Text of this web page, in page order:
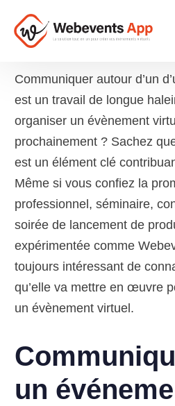
Communiquer autour d’un
est un travail de longue
organiser un évènement
prochainement ? Sachez
est un élément clé
Même si vous confiez la
professionnel, séminaire,
soirée de lancement de
expérimentée comme
toujours intéressant de
qu’elle va mettre en œuvre
un évènement virtuel.
un